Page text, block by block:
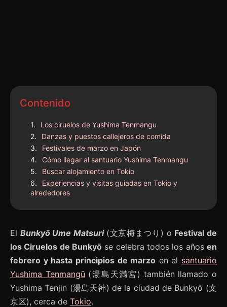
Contenido
Los ciruelos de Yushima Tenmangu
Danzas y puestos callejeros de comida
Festivales de marzo en Japón
Cómo llegar al santuario Yushima Tenmangu
Buscar alojamiento en Tokio
Experiencias y visitas guiadas en Tokio y
alrededores
El Bunkyō Ume Matsuri (文京梅まつり) o Festival de
los Ciruelos de Bunkyō se celebra todos los años en
febrero y hasta principios de marzo en el santuario
Yushima Tenmangū (湯島天満宮) también llamado o
Yushima Tenjin (湯島天神) de la ciudad de Bunkyō (文
京区), cerca de Tokio.